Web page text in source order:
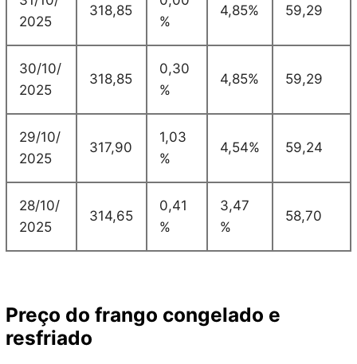
2025
318,85
%
4,85% 59,29
30/10/
2025
318,85
0,30
%
4,85% 59,29
29/10/
2025
317,90
1,03
%
4,54% 59,24
28/10/
2025
314,65
0,41
%
3,47
%
58,70
Preço do frango congelado e
resfriado